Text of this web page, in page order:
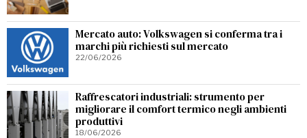
Mercato auto: Volkswagen si conferma tra i
marchi più richiesti sul mercato
22/06/2026
Raffrescatori industriali: strumento per
migliorare il comfort termico negli ambienti
produttivi
18/06/2026